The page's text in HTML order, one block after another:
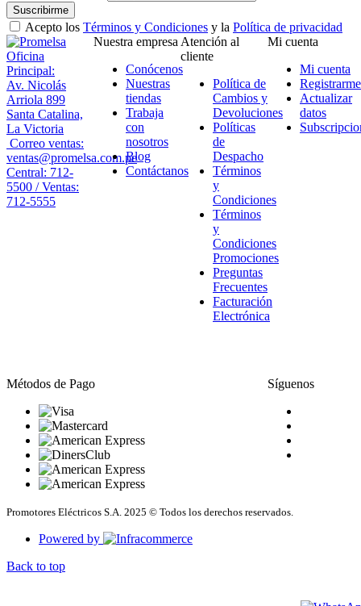
Suscribirme
Acepto los Términos y Condiciones y la Política de privacidad
Oficina
Principal:
Av. Nicolás
Arriola 899
Santa Catalina,
La Victoria
Correo ventas:
ventas@promelsa.com.pe
Central: 712-
5500 / Ventas:
712-5555
Nuestra empresa
Conócenos
Nuestras
tiendas
Trabaja
con
nosotros
Blog
Contáctanos
Atención al
cliente
Política de
Cambios y
Devoluciones
Políticas
de
Despacho
Términos
y
Condiciones
Términos
y
Condiciones
Promociones
Preguntas
Frecuentes
Facturación
Electrónica
Mi cuenta
Mi cuenta
Registrarme
Actualizar
datos
Métodos de Pago Síguenos
Promotores Eléctricos S.A. 2025 © Todos los derechos reservados.
Powered by
Back to top